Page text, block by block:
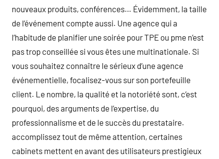
nouveaux produits, conférences… Évidemment, la taille
de l’événement compte aussi. Une agence qui a
l’habitude de planifier une soirée pour TPE ou pme n’est
pas trop conseillée si vous êtes une multinationale. Si
vous souhaitez connaître le sérieux d’une agence
événementielle, focalisez-vous sur son portefeuille
client. Le nombre, la qualité et la notoriété sont, c’est
pourquoi, des arguments de l’expertise, du
professionnalisme et de le succès du prestataire.
accomplissez tout de même attention, certaines
cabinets mettent en avant des utilisateurs prestigieux